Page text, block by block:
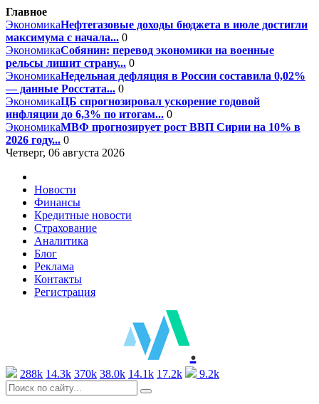
Главное
ЭкономикаНефтегазовые доходы бюджета в июле достигли
максимума с начала... 0
ЭкономикаСобянин: перевод экономики на военные
рельсы лишит страну... 0
ЭкономикаНедельная дефляция в России составила 0,02%
— данные Росстата... 0
ЭкономикаЦБ спрогнозировал ускорение годовой
инфляции до 6,3% по итогам... 0
ЭкономикаМВФ прогнозирует рост ВВП Сирии на 10% в
2026 году... 0
Четверг, 06 августа 2026
Новости
Финансы
Кредитные новости
Страхование
Аналитика
Блог
Реклама
Контакты
Регистрация
.
288k 14.3k 370k 38.0k 14.1k 17.2k 9.2k